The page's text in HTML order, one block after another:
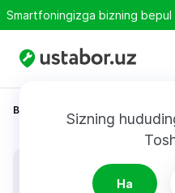
Sizning
Ha
Bosh sahifa